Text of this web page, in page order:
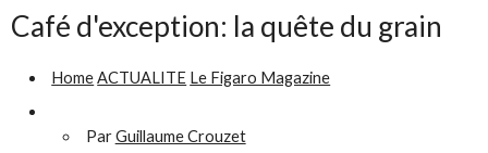
Café d'exception: la quête du grain
HomeACTUALITE Le Figaro Magazine
ParGuillaume Crouzet